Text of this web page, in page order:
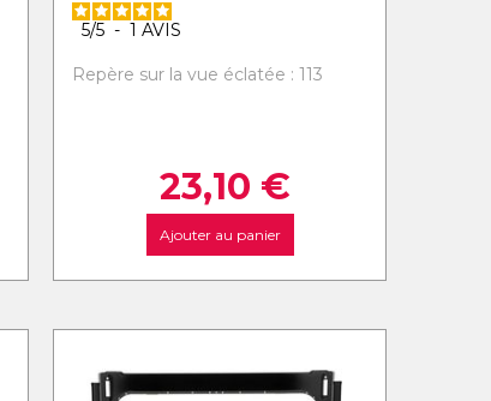
5/5 - 1AVIS
Repère sur la vue éclatée : 113
23,10 €
Ajouter au panier